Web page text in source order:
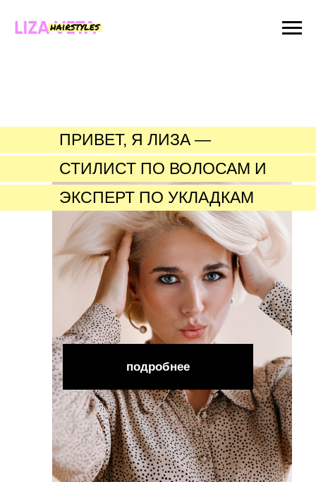
ПРИВЕТ, Я ЛИЗА —
СТИЛИСТ ПО ВОЛОСАМ И
ЭКСПЕРТ ПО УКЛАДКАМ
подробнее